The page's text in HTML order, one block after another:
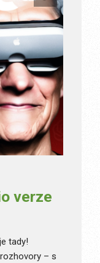
verze
tady!
– s